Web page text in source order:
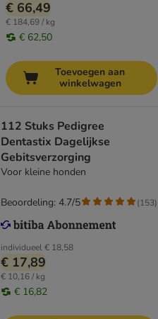
€ 66,49
€ 184,69 / kg
€ 62,50
Toevoegen aan
winkelwagen
112 Stuks Pedigree
Dentastix Dagelijkse
Gebitsverzorging
Voor kleine honden
individueel€ 18,58
€ 17,89
€ 10,16 / kg
€ 16,82
Beoordeling: 4.7/5 (153)